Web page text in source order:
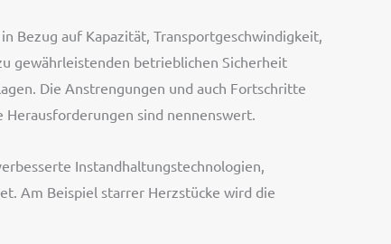
Bezug auf Kapazität, Transportgeschwindigkeit,
gewährleistenden betrieblichen Sicherheit
Die Anstrengungen und auch Fortschritte
sind nennenswert.
Instandhaltungstechnologien,
Am Beispiel starrer Herzstücke wird die